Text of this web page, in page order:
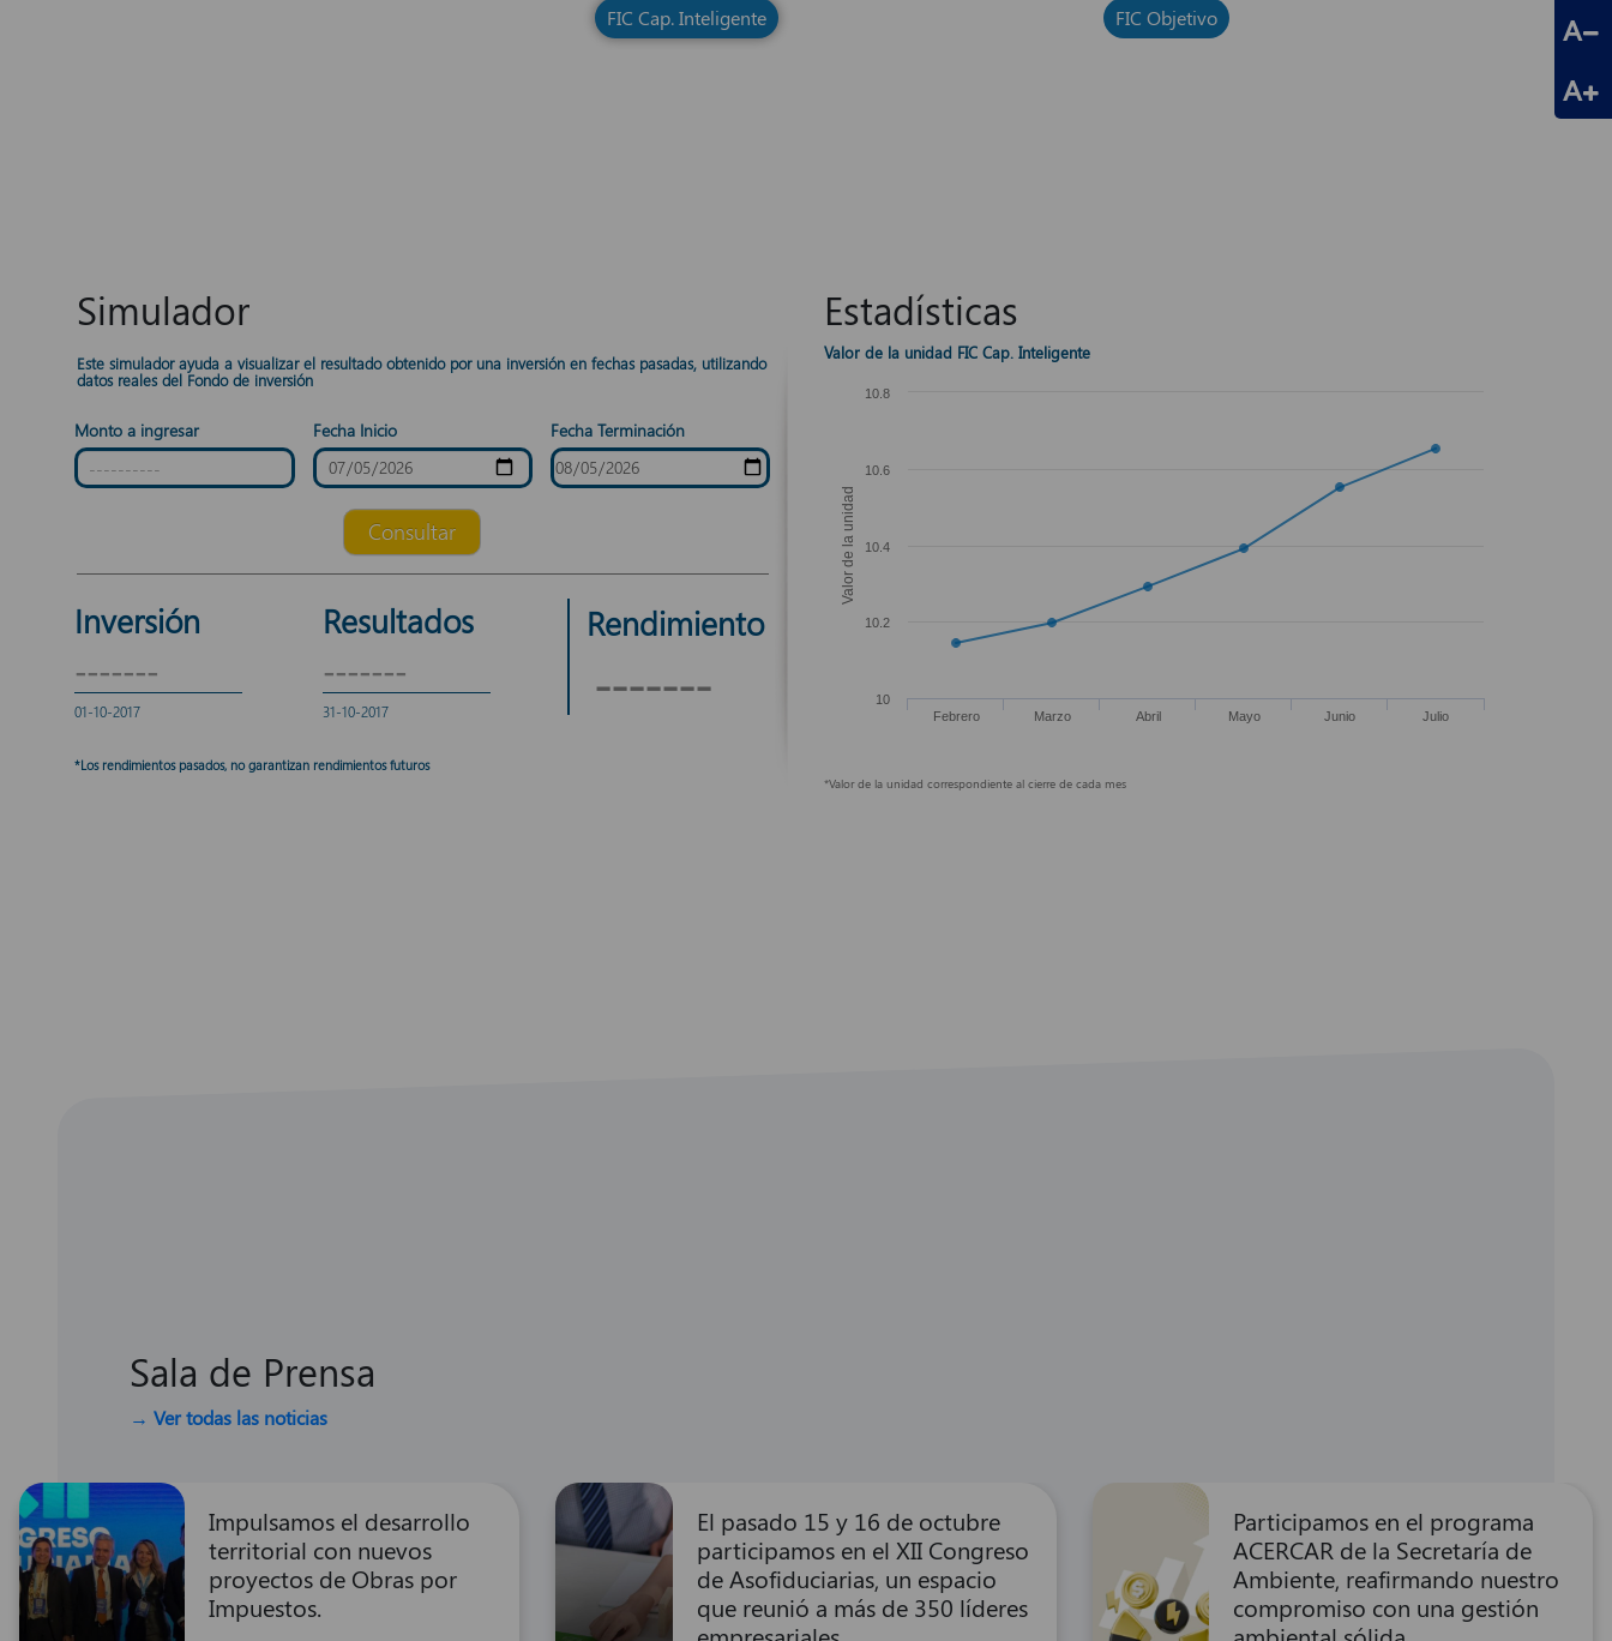
A
A
FIC Cap. Inteligente FIC Objetivo
Simulador Estadísticas
Valor de la unidad FIC Cap. Inteligente
*Valor de la unidad correspondiente al cierre de cada mes
Sala de Prensa
→ Ver todas las noticias
Impulsamos el desarrollo
territorial con nuevos
proyectos de Obras por
Impuestos.
El pasado 15 y 16 de octubre
participamos en el XII Congreso
de Asofiduciarias, un espacio
que reunió a más de 350 líderes
Participamos en el programa
ACERCAR de la Secretaría de
Ambiente, reafirmando nuestro
compromiso con una gestión